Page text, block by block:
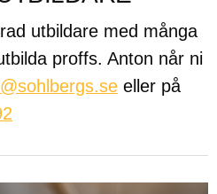
utbildare med många
proffs. Anton når ni
eller på